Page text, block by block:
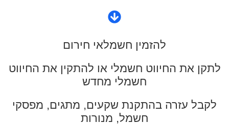
להזמין חשמלאי חירום
לתקן את החיווט חשמלי או להתקין את החיווט
חשמלי מחדש
לקבל עזרה בהתקנת שקעים, מתגים, מפסקי
חשמל, מנורות